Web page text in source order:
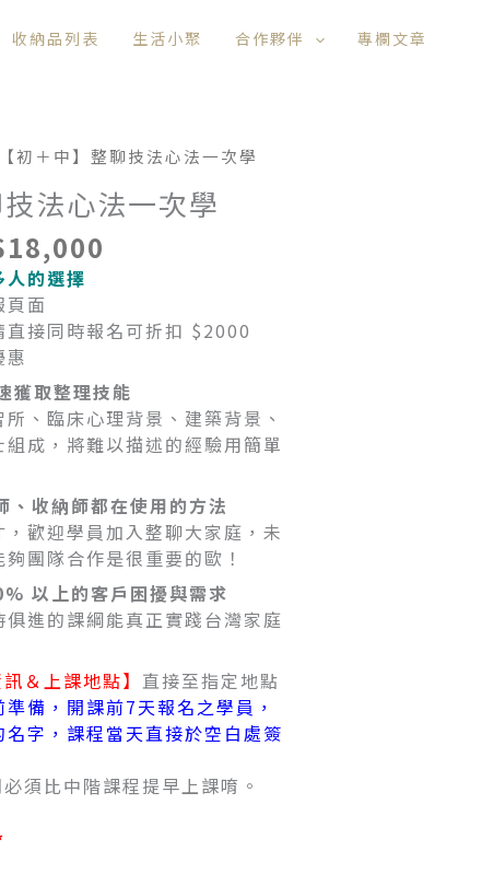
收納品列表 生活小聚 合作夥伴 專欄文章
初＋中】整聊技法心法一次學
技法心法一次學
。
18,000
目
價
的選擇
面
直接同時報名可折扣 $2000
惠
獲取整理技能
、臨床心理背景、建築背景、
成，將難以描述的經驗用簡單
收納師都在使用的方法
歡迎學員加入整聊大家庭，未
團隊合作是很重要的歐！
以上的客戶困擾與需求
進的課綱能真正實踐台灣家庭
訊＆上課地點】 直接至指定地點
備，開課前7天報名之學員，
字，課程當天直接於空白處簽
須比中階課程提早上課唷。